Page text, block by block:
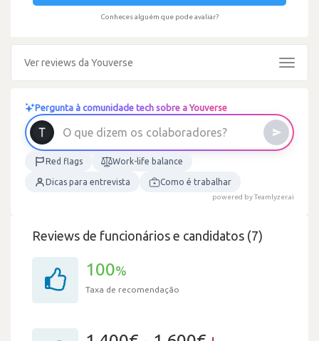
Conheces alguém que pode avaliar?
Ver reviews da Youverse
Toggle
Pergunta à comunidade tech sobre a Youverse
O que d izem os colaborad ores?
Red flags Work-life balance
Dicas para entrevista Como é trabalhar
powered by Teamlyzer.ai
Reviews de funcionários e candidatos (7)
100%
Taxa de recomendação